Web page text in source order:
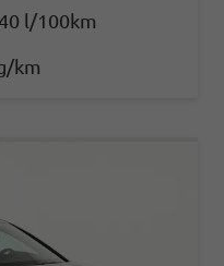
l/100km
km